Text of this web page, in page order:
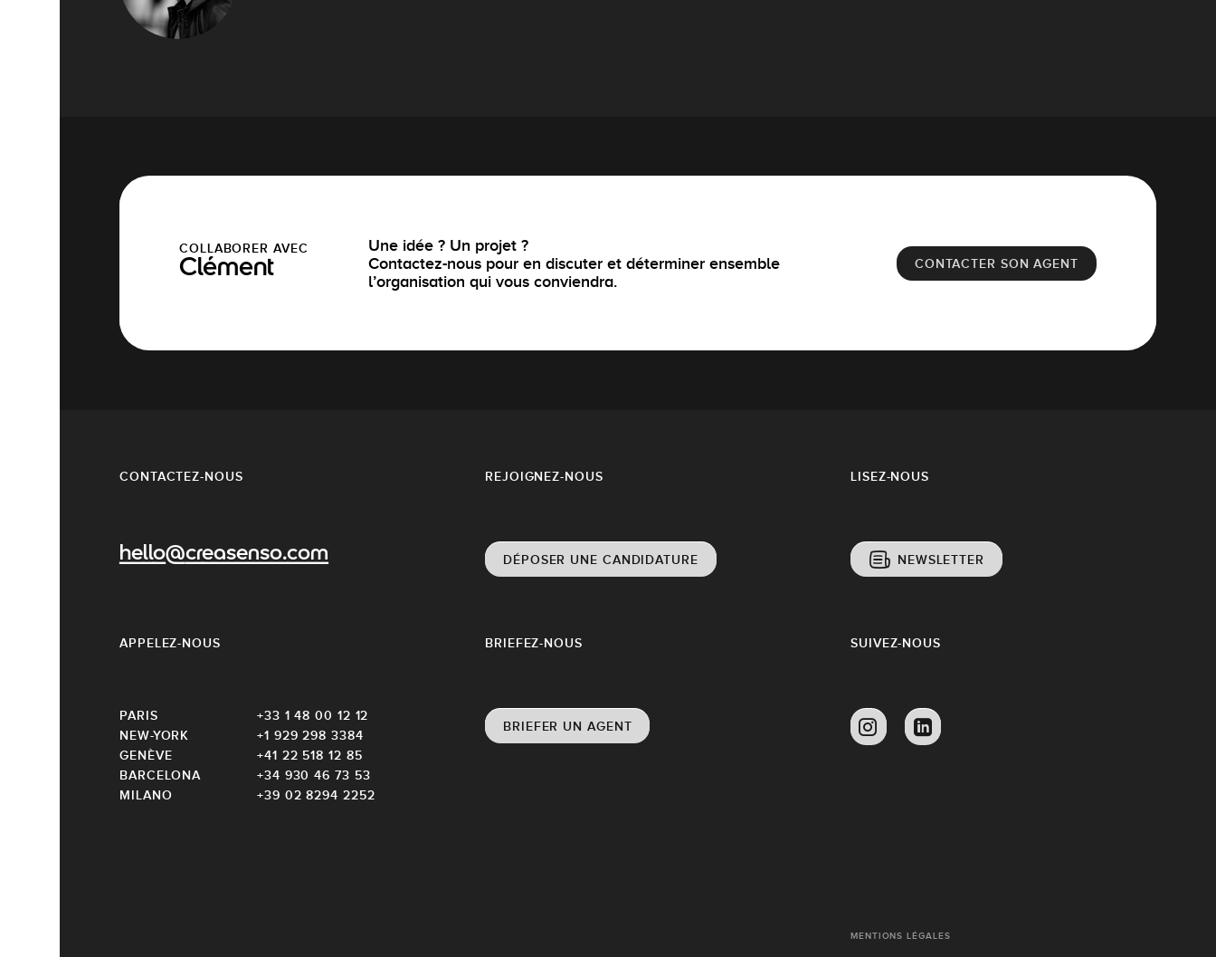
COLLABORER AVEC
Clément
Une idée ? Un projet ?
Contactez-nous pour en discuter et déterminer ensemble
l’organisation qui vous conviendra.
CONTACTER SON AGENT
CONTACTEZ-NOUS
hello@creasenso.com
REJOIGNEZ-NOUS
DÉPOSER UNE CANDIDATURE
LISEZ-NOUS
NEWSLETTER
APPELEZ-NOUS
PARIS
+33 1 48 00 12 12
NEW-YORK
+1 929 298 3384
GENÈVE
+41 22 518 12 85
BARCELONA
+34 930 46 73 53
MILANO
+39 02 8294 2252
BRIEFEZ-NOUS
BRIEFER UN AGENT
SUIVEZ-NOUS
MENTIONS LÉGALES